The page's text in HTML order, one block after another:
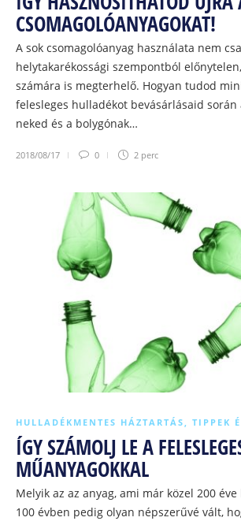
CSOMAGOLÓANYAGOKAT!
A sok csomagolóanyag használata nem
helytakarékossági szempontból
számára is megterhelő. Hogyan tudod
felesleges hulladékot bevásárlásaid során
neked és a bolygónak…
2018/08/17 0 2 perc
HULLADÉKMENTES HÁZTARTÁS TIPPEK
ÍGY SZÁMOLJ LE A
MŰANYAGOKKAL
Melyik az az anyag, ami már közel 200
100 évben pedig olyan népszerűvé vált,